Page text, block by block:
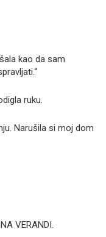
kao da sam
ruku.
Narušila si moj dom
VERANDI.